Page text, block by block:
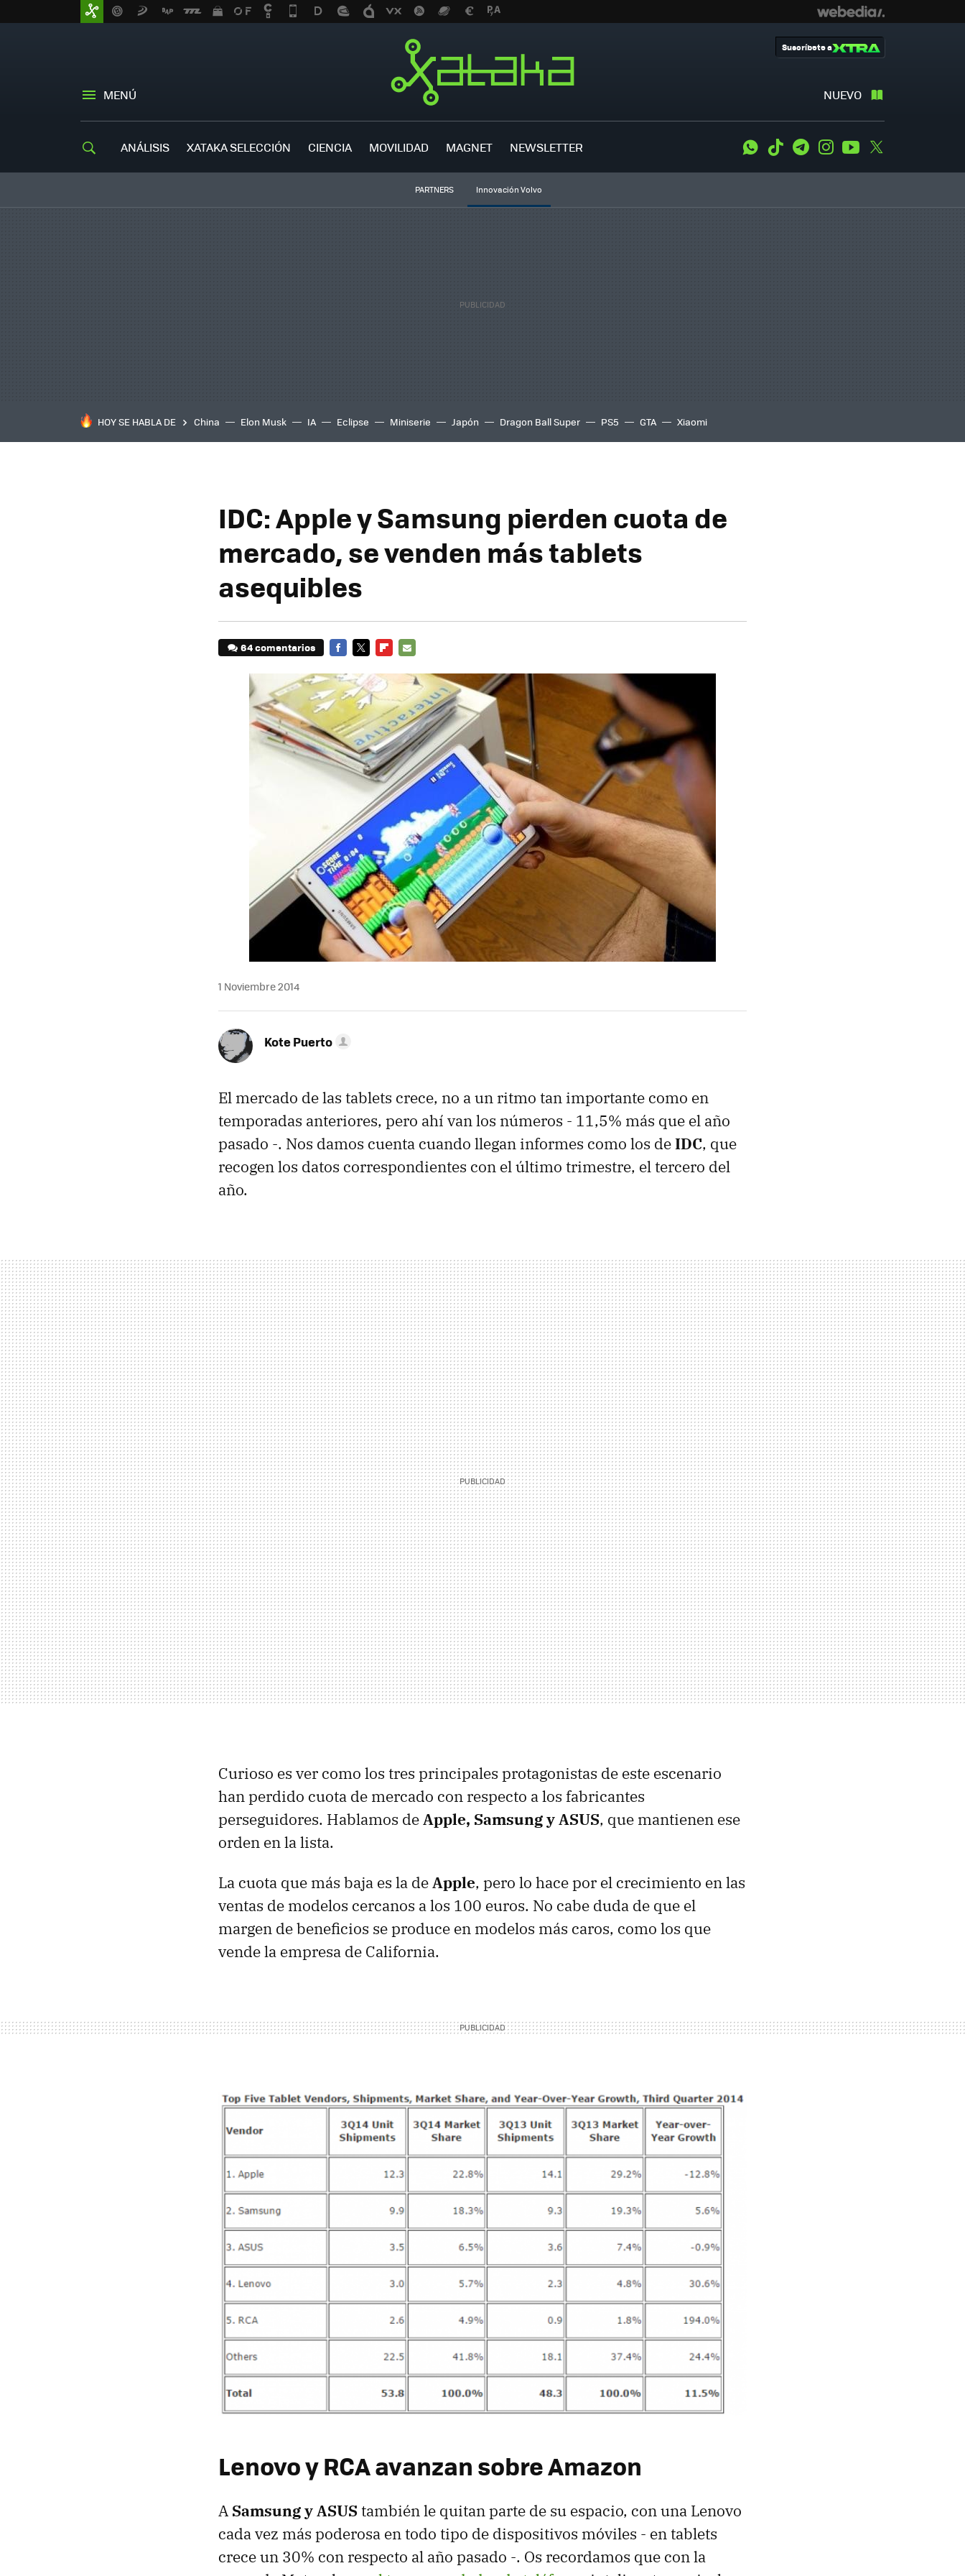
MENÚ NUEVO
Suscríbete a
ANÁLISIS XATAKA SELECCIÓN CIENCIA MOVILIDAD MAGNET NEWSLETTER WhatsApp
Tiktok TelegramInstagramYoutube
PARTNERS Innovación Volvo
HOY SE HABLA DE China Elon Musk IA Eclipse Miniserie Japón Dragon Ball Super PS5 GTA Xiaomi
IDC: Apple y Samsung pierden cuota de
mercado, se venden más tablets
asequibles
64 comentarios
MAIL
1 Noviembre 2014
Kote Puerto
El mercado de las tablets crece, no a un ritmo tan importante como en
temporadas anteriores, pero ahí van los números - 11,5% más que el año
pasado -. Nos damos cuenta cuando llegan informes como los deIDC, que
recogen los datos correspondientes con el último trimestre, el tercero del
año.
Curioso es ver como los tres principales protagonistas de este escenario
han perdido cuota de mercado con respecto a los fabricantes
perseguidores. Hablamos deApple, Samsung y ASUS, que mantienen ese
orden en la lista.
La cuota que más baja es la deApple, pero lo hace por el crecimiento en las
ventas de modelos cercanos a los 100 euros. No cabe duda de que el
margen de beneficios se produce en modelos más caros, como los que
vende la empresa de California.
Lenovo y RCA avanzan sobre Amazon
A Samsung y ASUS también le quitan parte de su espacio, con una Lenovo
cada vez más poderosa en todo tipo de dispositivos móviles - en tablets
crece un 30% con respecto al año pasado -. Os recordamos que con la